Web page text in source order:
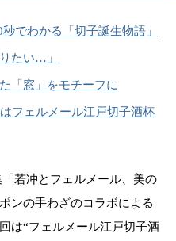
でわかる「切子誕生物語」
たい…」
「窓」をモチーフに
フェルメール江戸切子酒杯
若冲とフェルメール、美の
ンの手わざのコラボによる
は“フェルメール江戸切子酒